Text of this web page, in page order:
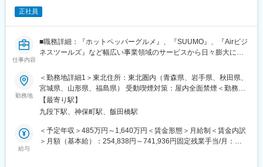
ることができます。
（2）デジタルマーケティング全般のスキル・経験
マーケットバリューの高いスキルである、デジタルマーケティン
グ全般のスキル・経験を身につけることができます。
＜リリース準備フェーズ＞
- ユーザーに向けてのコミュニケーション設計
- リリース後の様々なリスクへの対応計画
リリース後は効果測定や運用などもご担当いただきます。
※プログラミング実装などの実際に手を動かす業務は発生しませ
【事例1】
決済サービス、『Airペイ』における通信回線切り替えプロジェク
ト
サービスで利用している通信回線の廃止に伴う、安全かつスムー
ズな新回線へのリプレース
正社員
仕事内容
■職務詳細：『ホットペッパーグルメ』、『SUUMO』、『Airビジ
ネスツールズ』など幅広い事業領域のサービスから日々膨大に蓄
ブンな意思決定支援を実現するために、ソフトウェア・エンジニ
アリングの手法を活用しながら、信頼性・作業効率性の高いデー
タ環境の整備や BI ダッシュボードの開発などを推進します。
◎BIダッシュボードの設計・最適化
・数百万～数千万件のデータを扱うダッシュボードを
Tableau/Looker(Looker Studio)などのBIツールで構築
勤務地
＜勤務地詳細1＞東北住所：東北圏内（青森県、岩手県、秋田県、
宮城県、山形県、福島県） 受動喫煙対策：屋内全面禁煙＜勤務地
詳細2＞本社住所：東京都千代田区九段北1丁目14-6 九段坂上KS
ビル 南棟4階勤務地最寄駅：東京メトロ東西線半蔵門線／九段下
（リモートワーク含む）
【最寄り駅】
九段下駅、神保町駅、飯田橋駅
給与
＜予定年収＞485万円～1,640万円＜賃金形態＞月給制＜賃金内訳
＞月額（基本給）：254,838円～741,936円固定残業手当/月：